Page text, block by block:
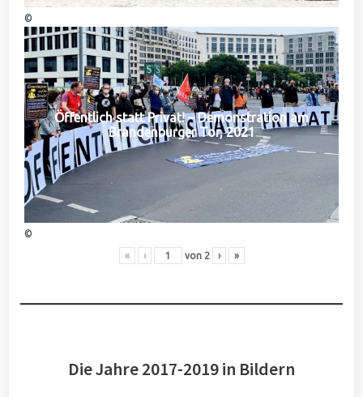
©
Öffentlich statt Privat! – Demonstration am
Brandenburger Tor, 2021
©
« ‹ von 2 › »
Die Jahre 2017-2019 in Bildern